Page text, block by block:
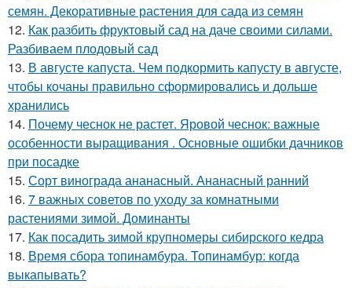
семян. Декоративные растения для сада из семян
12. Как разбить фруктовый сад на даче своими силами.
Разбиваем плодовый сад
13. В августе капуста. Чем подкормить капусту в августе,
чтобы кочаны правильно сформировались и дольше
хранились
14. Почему чеснок не растет. Яровой чеснок: важные
особенности выращивания . Основные ошибки дачников
при посадке
15. Сорт винограда ананасный. Ананасный ранний
16. 7 важных советов по уходу за комнатными
растениями зимой. Доминанты
17. Как посадить зимой крупномеры сибирского кедра
18. Время сбора топинамбура. Топинамбур: когда
выкапывать?